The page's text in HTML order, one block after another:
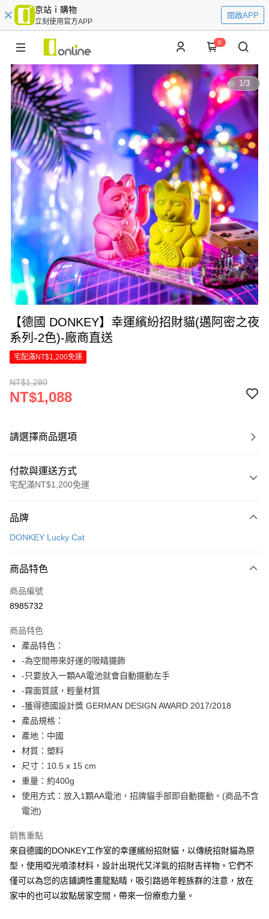
京站ｉ購物
立刻使用官方APP
開啟APP
0
1/3
【德國 DONKEY】幸運繽紛招財貓(邁阿密之夜
系列-2色)-廠商直送
宅配滿NT$1,200免運
NT$1,280
NT$1,088
請選擇商品選項
付款與運送方式
宅配滿NT$1,200免運
信用卡一次付款
Apple Pay
街口支付
Google Pay
全盈+PAY
大哥付你分期
相關說明
【大哥付你分期使用說明】
1.本服務由台灣大哥大提供，台灣大哥大用戶可立即使用無須另外申請。
2.付款方式選擇「大哥付你分期」，訂單成立後會自動跳轉到大哥付的交易
流程，驗證手機門號後，選擇欲分期的期數、繳款截止日，確認付款後即完
成交易。
3.實際核准額度、可分期數及費用金額請依後續交易確認頁面所載為準。
消。如遇「轉專審核」未通過狀況，表示未達大哥付你分期系統評分，恕無
法說明評估內容。
【繳款方式說明】
1.分期款項不併入電信帳單，「大哥付你分期」於每月結算日後寄送繳費提
2.透過簡訊連結打開帳單後，可選擇「超商條碼／台灣大直營門市／銀行轉
帳／街口支付／iPASS MONEY」等通路繳費。
【注意事項】
1.本服務係由「台灣大哥大股份有限公司」（以下簡稱本公司）所提供，讓
用戶於交易時，得透過本服務購買商品或服務，並由商店將買賣／分期付款
AFTEE先享後付
相關說明
【關於「AFTEE先享後付」】
AFTEE先享後付是「在收到商品之後才付款」的支付方式。 讓您購物簡單
便利好安心！
１．簡單：不需註冊會員、不需綁卡、不需儲值。
３．安心：先確認商品／服務後，再付款。
１．於結帳方式選擇「AFTEE先享後付」後，將跳轉至「AFTEE先享後付」
２．訂單成立數日內，您將收到繳費通知簡訊。
３．收到繳費通知簡訊後14天內，點擊此簡訊中的連結，可透過四大超商／
ATM／網路銀行／等多元方式進行付款，方視為交易完成。
※ 請注意：結帳手續完成當下不需立刻繳費，但若您需要取消訂單，請聯絡
購買商品的店家。未經商家同意取消之訂單仍視為有效，需透過AFTEE先享
ATM付款
運送方式
京站台北店客服中心(1F星巴克旁) 即日起不提供京站紙袋，取件時
請自備購物袋，若需購買紙袋可現場詢問
品牌
DONKEY Lucky Cat
商品特色
商品編號
8985732
商品特色
產品特色：
-為空間帶來好運的吸睛擺飾
-只要放入一顆AA電池就會自動擺動左手
-霧面質感，輕量材質
-獲得德國設計獎 GERMAN DESIGN AWARD 2017/2018
產品規格：
產地：中國
材質：塑料
尺寸：10.5 x 15 cm
重量：約400g
使用方式：放入1顆AA電池，招牌貓手部即自動擺動。(商品不含
電池)
銷售重點
來自德國的DONKEY工作室的幸運繽紛招財貓，以傳統招財貓為原
型，使用啞光噴漆材料，設計出現代又洋氣的招財吉祥物。它們不
僅可以為您的店鋪調性畫龍點睛，吸引路過年輕族群的注意，放在
家中的也可以妝點居家空間，帶來一份療愈力量。